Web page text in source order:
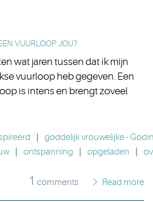
VUURLOOP JOU?
wat jaren tussen dat ik mijn
vuurloop heb gegeven. Een
is intens en brengt zoveel
goddelijk vrouwelijke -
ontspanning opgeladen
1 comments Read more